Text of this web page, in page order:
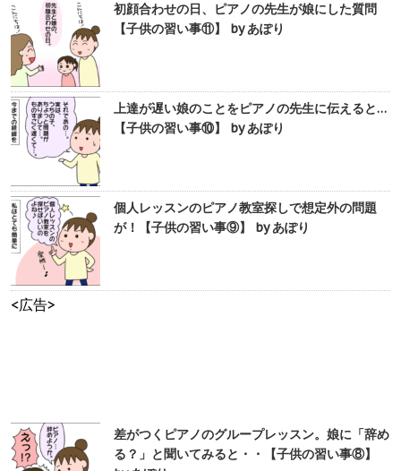
初顔合わせの日、ピアノの先生が娘にした質問
【子供の習い事⑪】 by あぽり
上達が遅い娘のことをピアノの先生に伝えると…
【子供の習い事⑩】 by あぽり
個人レッスンのピアノ教室探しで想定外の問題
が！【子供の習い事⑨】 by あぽり
<広告>
差がつくピアノのグループレッスン。娘に「辞め
る？」と聞いてみると・・【子供の習い事⑧】